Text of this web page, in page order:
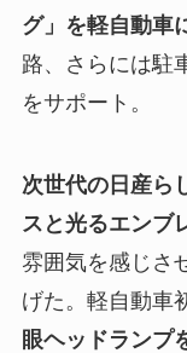
グ」を軽自動車
路、さらには駐
をサポート。
次世代の日産ら
スと光るエンブ
雰囲気を感じさ
げた。軽自動車
眼ヘッドランプ